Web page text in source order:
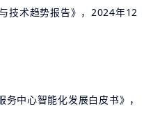
技术趋势报告》，2024年12
中心智能化发展白皮书》，